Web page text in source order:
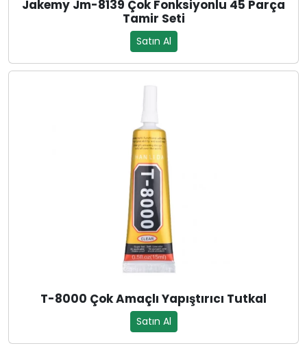
Jakemy Jm-8139 Çok Fonksiyonlu 45 Parça
Tamir Seti
Satın Al
T-8000 Çok Amaçlı Yapıştırıcı Tutkal
Satın Al